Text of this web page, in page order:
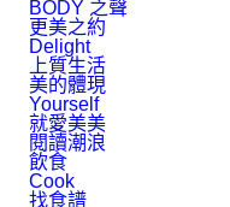
BODY 之聲
更美之約
Delight
上質生活
美的體現
Yourself
就愛美美
閱讀潮浪
飲食
Cook
找食譜